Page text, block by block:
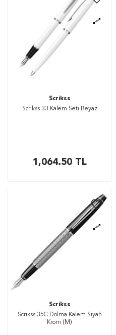
Scrikss
Scrikss 33 Kalem Seti Beyaz
1,064.50TL
Scrikss
Scrikss 35C Dolma Kalem Siyah
Krom (M)